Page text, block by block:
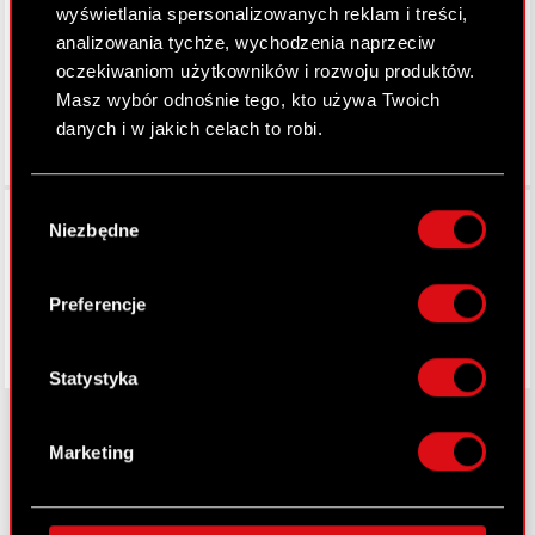
wyświetlania spersonalizowanych reklam i treści,
analizowania tychże, wychodzenia naprzeciw
oczekiwaniom użytkowników i rozwoju produktów.
Masz wybór odnośnie tego, kto używa Twoich
danych i w jakich celach to robi.
lokalizacji geograficznej z dokładnością nawet
Identyfikować Twoje urządzenie, aktywnie
analizując charakteryzującego je zbiory
palca)
osobiste dane są przetwarzane oraz ustaw własne
preferencje w
. W Deklaracji
zgodę w dowolnej chwili.
zgody
Niezbędne
Preferencje
Statystyka
Marketing
LinkedIn